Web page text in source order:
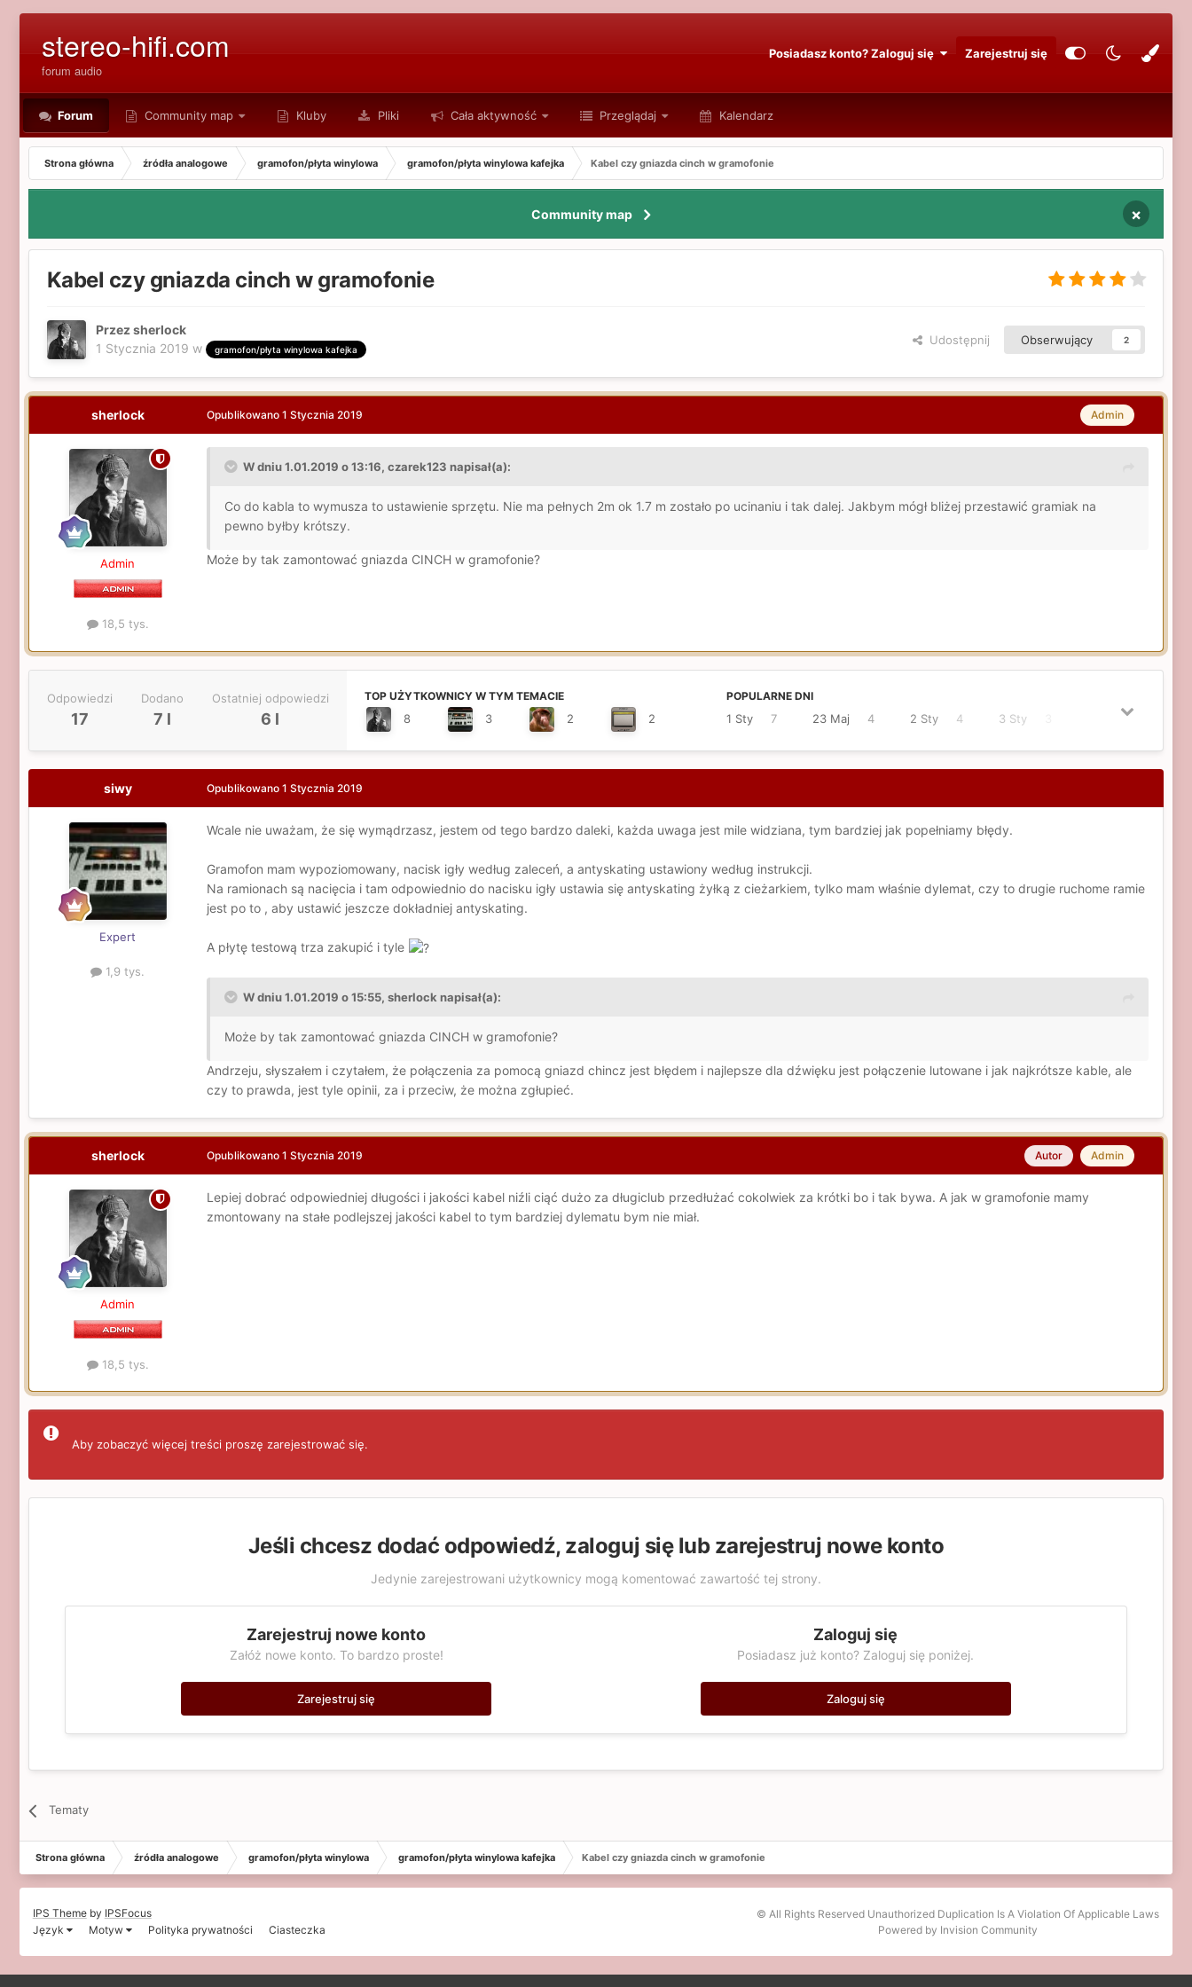
stereo-hifi.com
forum audio
Posiadasz konto? Zaloguj się Zarejestruj się
Forum Community map Kluby Pliki Cała aktywność Przeglądaj Kalendarz
Strona główna źródła analogowe gramofon/płyta winylowa gramofon/płyta winylowa kafejka Kabel czy gniazda cinch w gramofonie
Community map ×
Kabel czy gniazda cinch w gramofonie
Przez sherlock
1 Stycznia 2019 w gramofon/płyta winylowa kafejka
Udostępnij Obserwujący 2
sherlock
Admin
18,5 tys.
Admin
Opublikowano 1 Stycznia 2019
W dniu 1.01.2019 o 13:16, czarek123 napisał(a):
Co do kabla to wymusza to ustawienie sprzętu. Nie ma pełnych 2m ok 1.7 m zostało po ucinaniu i tak dalej. Jakbym mógł bliżej przestawić gramiak na
pewno byłby krótszy.
Może by tak zamontować gniazda CINCH w gramofonie?
Odpowiedzi
17
Dodano
7 l
Ostatniej odpowiedzi
6 l
TOP UŻYTKOWNICY W TYM TEMACIE
8 3 2 2
POPULARNE DNI
1 Sty 7 23 Maj 4 2 Sty 4 3 Sty
siwy
Expert
1,9 tys.
Opublikowano 1 Stycznia 2019
Wcale nie uważam, że się wymądrzasz, jestem od tego bardzo daleki, każda uwaga jest mile widziana, tym bardziej jak popełniamy błędy.
Gramofon mam wypoziomowany, nacisk igły według zaleceń, a antyskating ustawiony według instrukcji.
Na ramionach są nacięcia i tam odpowiednio do nacisku igły ustawia się antyskating żyłką z cieżarkiem, tylko mam właśnie dylemat, czy to drugie ruchome ramie
jest po to , aby ustawić jeszcze dokładniej antyskating.
A płytę testową trza zakupić i tyle
W dniu 1.01.2019 o 15:55, sherlock napisał(a):
Może by tak zamontować gniazda CINCH w gramofonie?
Andrzeju, słyszałem i czytałem, że połączenia za pomocą gniazd chincz jest błędem i najlepsze dla dźwięku jest połączenie lutowane i jak najkrótsze kable, ale
czy to prawda, jest tyle opinii, za i przeciw, że można zgłupieć.
sherlock
Admin
18,5 tys.
Autor Admin
Opublikowano 1 Stycznia 2019
Lepiej dobrać odpowiedniej długości i jakości kabel niźli ciąć dużo za długiclub przedłużać cokolwiek za krótki bo i tak bywa. A jak w gramofonie mamy
zmontowany na stałe podlejszej jakości kabel to tym bardziej dylematu bym nie miał.
Aby zobaczyć więcej treści proszę zarejestrować się.
Jeśli chcesz dodać odpowiedź, zaloguj się lub zarejestruj nowe konto
Jedynie zarejestrowani użytkownicy mogą komentować zawartość tej strony.
Zarejestruj nowe konto
Załóż nowe konto. To bardzo proste!
Zarejestruj się
Zaloguj się
Posiadasz już konto? Zaloguj się poniżej.
Zaloguj się
Tematy
Strona główna źródła analogowe gramofon/płyta winylowa gramofon/płyta winylowa kafejka Kabel czy gniazda cinch w gramofonie
IPS Themeby IPSFocus
Język
Motyw Polityka prywatności Ciasteczka
© All Rights Reserved Unauthorized Duplication Is A Violation Of Applicable Laws
Powered by Invision Community